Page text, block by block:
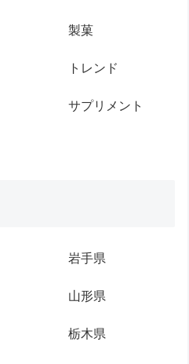
製菓
トレンド
サプリメント
岩手県
山形県
栃木県